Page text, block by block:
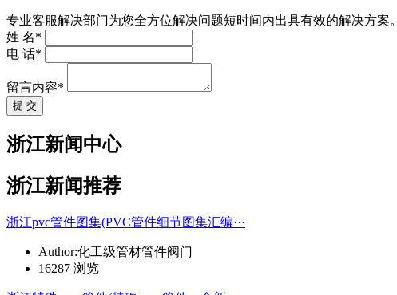
专业客服解决部门为您全方位解决问题短时间内出具有效的解决方案。
姓 名*
电 话*
留言内容*
提 交
浙江新闻中心
浙江新闻推荐
浙江pvc管件图集(PVC管件细节图集汇编···
Author:化工级管材管件阀门
16287 浏览